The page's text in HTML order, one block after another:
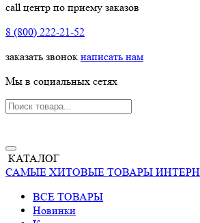
call центр по приему заказов
8 (800) 222-21-52
заказать звонок написать нам
Мы в социальных сетях
КАТАЛОГ
САМЫЕ ХИТОВЫЕ ТОВАРЫ
ВСЕ ТОВАРЫ
Новинки